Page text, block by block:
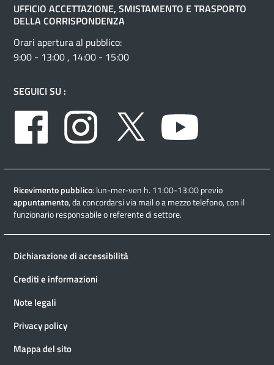
UFFICIO ACCETTAZIONE, SMISTAMENTO E TRASPORTO
DELLA CORRISPONDENZA
Orari apertura al pubblico:
9:00 - 13:00 , 14:00 - 15:00
SEGUICI SU :
Facebook
Instagram Twitter
Ricevimento pubblico: lun-mer-ven h. 11:00-13:00 previo
appuntamento, da concordarsi via mail o a mezzo telefono, con il
funzionario responsabile o referente di settore.
Dichiarazione di accessibilità
Crediti e informazioni
Note legali
Privacy policy
Mappa del sito